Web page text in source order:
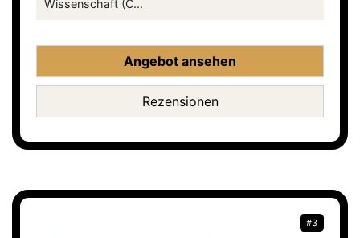
Wissenschaft (C...
Angebot ansehen
Rezensionen
#3